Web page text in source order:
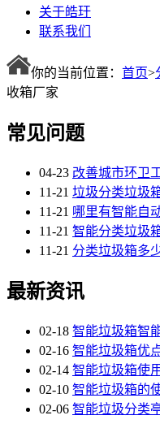
关于皓玗
联系我们
你的当前位置： 首页>
收箱厂家
常见问题
04-23 改善城市环卫
11-21 垃圾分类垃圾
11-21 哪里有智能自
11-21 智能分类垃圾
11-21 分类垃圾箱多
最新资讯
02-18 智能垃圾箱智
02-16 智能垃圾箱优
02-14 智能垃圾箱使
02-10 智能垃圾箱的
02-06 智能垃圾分类